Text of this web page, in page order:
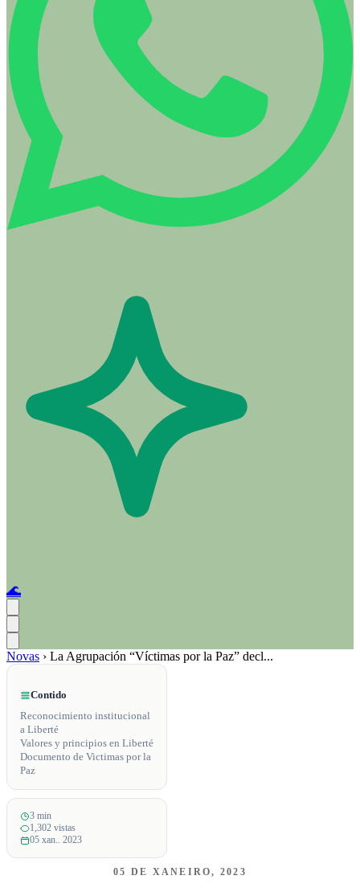
🌊
Novas › La Agrupación “Víctimas por la Paz” decl...
Contido
Reconocimiento institucional
a Liberté
Valores y principios en Liberté
Documento de Victimas por la
Paz
3 min
1,302 vistas
05 xan.. 2023
05 DE XANEIRO, 2023